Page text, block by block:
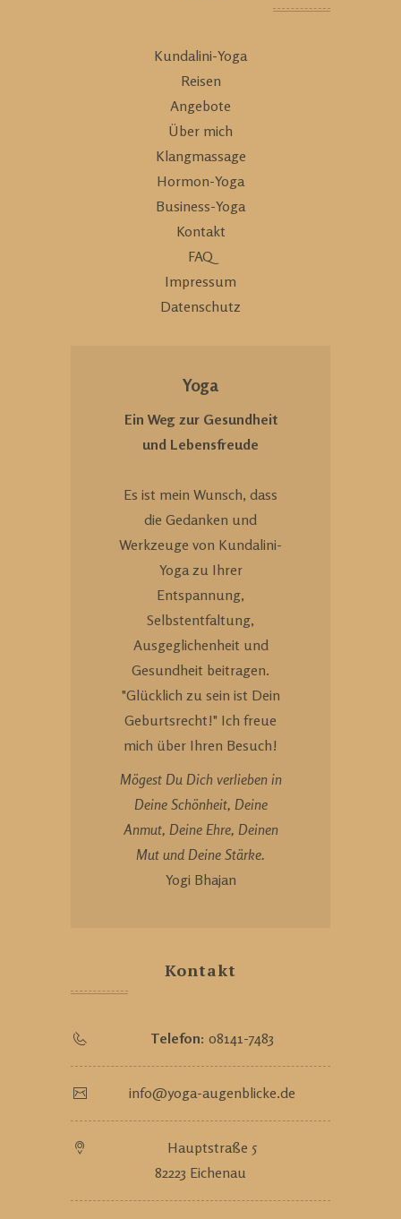
Kundalini-Yoga
Reisen
Angebote
Über mich
Klangmassage
Hormon-Yoga
Business-Yoga
Kontakt
FAQ
Impressum
Datenschutz
Yoga
Ein Weg zur Gesundheit
und Lebensfreude
Es ist mein Wunsch, dass
die Gedanken und
Werkzeuge von Kundalini-
Yoga zu Ihrer
Entspannung,
Selbstentfaltung,
Ausgeglichenheit und
Gesundheit beitragen.
"Glücklich zu sein ist Dein
Geburtsrecht!" Ich freue
mich über Ihren Besuch!
Mögest Du Dich verlieben in
Deine Schönheit, Deine
Anmut, Deine Ehre, Deinen
Mut und Deine Stärke.
Yogi Bhajan
Kontakt
Telefon: 08141-7483
info@yoga-augenblicke.de
Hauptstraße 5
82223 Eichenau